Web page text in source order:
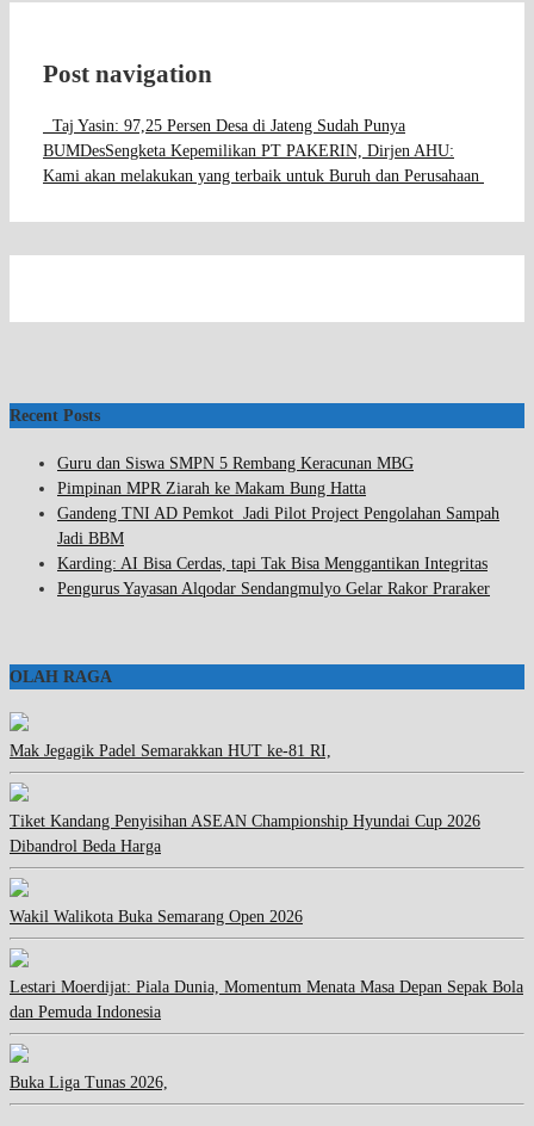
Post navigation
Taj Yasin: 97,25 Persen Desa di Jateng Sudah Punya
BUMDesSengketa Kepemilikan PT PAKERIN, Dirjen AHU:
Kami akan melakukan yang terbaik untuk Buruh dan Perusahaan
Recent Posts
Guru dan Siswa SMPN 5 Rembang Keracunan MBG
Pimpinan MPR Ziarah ke Makam Bung Hatta
Gandeng TNI AD Pemkot Jadi Pilot Project Pengolahan Sampah
Jadi BBM
Karding: AI Bisa Cerdas, tapi Tak Bisa Menggantikan Integritas
Pengurus Yayasan Alqodar Sendangmulyo Gelar Rakor Praraker
OLAH RAGA
Mak Jegagik Padel Semarakkan HUT ke-81 RI,
Tiket Kandang Penyisihan ASEAN Championship Hyundai Cup 2026
Dibandrol Beda Harga
Wakil Walikota Buka Semarang Open 2026
Lestari Moerdijat: Piala Dunia, Momentum Menata Masa Depan Sepak Bola
dan Pemuda Indonesia
Buka Liga Tunas 2026,